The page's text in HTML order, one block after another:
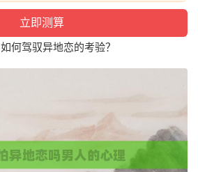
何驾驭异地恋的考验？